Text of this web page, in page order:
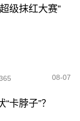
级抹红大赛”
08-07
卡脖子”？